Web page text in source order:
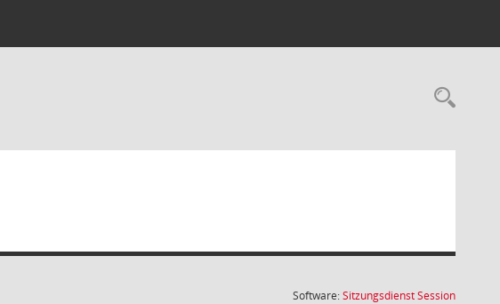
Software:SitzungsdienstSession(Wird in